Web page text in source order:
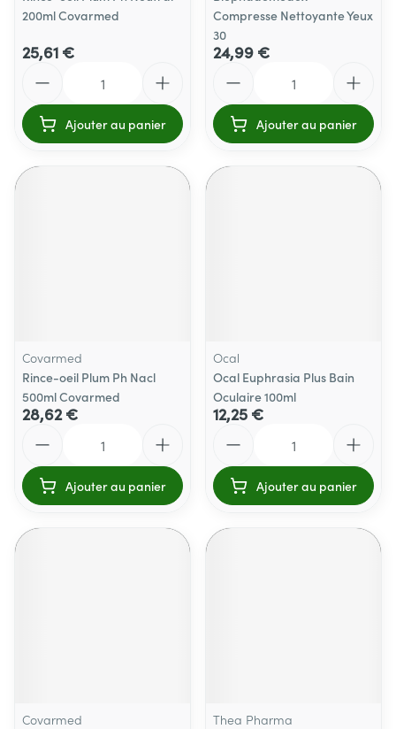
200ml Covarmed
25,61 €
Ajouter au panier
Compresse Nettoyante Yeux
30
24,99 €
Ajouter au panier
Covarmed
Rince-oeil Plum Ph Nacl
500ml Covarmed
28,62 €
Ajouter au panier
Ocal
Ocal Euphrasia Plus Bain
Oculaire 100ml
12,25 €
Ajouter au panier
Covarmed
Thea Pharma